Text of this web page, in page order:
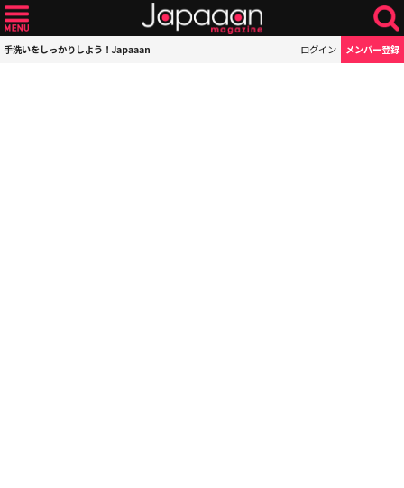
手洗いをしっかりしよう！Japaaan ログイン メンバー登録